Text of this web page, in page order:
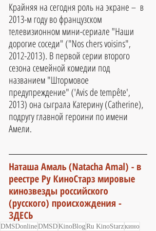
Крайняя на сегодня роль на экране –  в
2013-м году во французском
телевизионном мини-сериале "Наши
дорогие соседи" ("Nos chers voisins",
2012-2013). В первой серии второго
сезона семейной комедии под
названием "Штормовое
предупреждение" ('Avis de tempête',
2013) она сыграла Катерину (Catherine),
подругу главной героини по имени
Амели.
Наташа Амаль (Natacha Amal) - в
реестре Ру КиноСтарз мировые
кинозвезды российского
(русского) происхождения -
ЗДЕСЬ
DMSDonlineDMSDKinoBlogRu KinoStarzкино